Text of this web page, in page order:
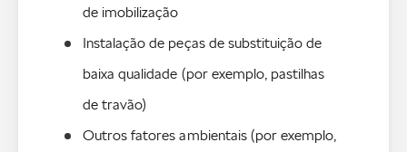
de imobilização
Instalação de peças de substituição de
baixa qualidade (por exemplo, pastilhas
de travão)
Outros fatores ambientais (por exemplo,